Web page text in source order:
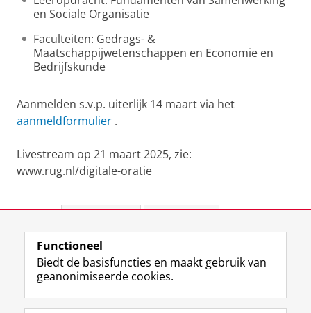
en Sociale Organisatie
Faculteiten: Gedrags- &
Maatschappijwetenschappen en Economie en
Bedrijfskunde
Aanmelden s.v.p. uiterlijk 14 maart via het
aanmeldformulier .
Livestream op 21 maart 2025, zie:
www.rug.nl/digitale-oratie
View this page in:
Volg de RUG
F
L
R I
Y
Functioneel
Biedt de basisfuncties en maakt gebruik van
geanonimiseerde cookies.